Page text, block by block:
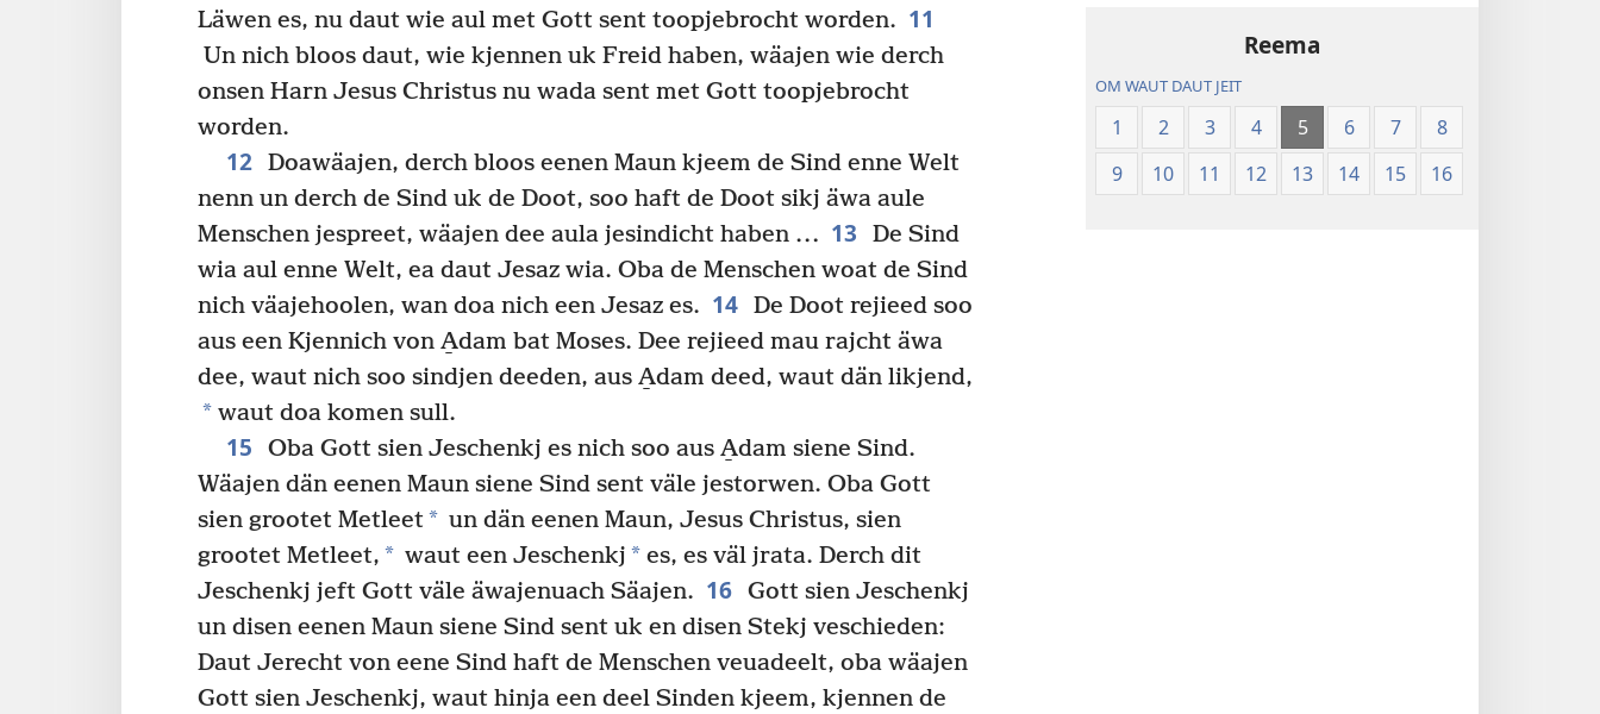
Läwen es, nu daut wie aul met Gott sent toopjebrocht worden. 11
Un nich bloos daut, wie kjennen uk Freid haben, wäajen wie derch
onsen Harn Jesus Christus nu wada sent met Gott toopjebrocht
worden.
12 Doawäajen, derch bloos eenen Maun kjeem de Sind enne Welt
nenn un derch de Sind uk de Doot, soo haft de Doot sikj äwa aule
Menschen jespreet, wäajen dee aula jesindicht haben … 13
De Sind
wia aul enne Welt, ea daut Jesaz wia. Oba de Menschen woat de Sind
nich väajehoolen, wan doa nich een Jesaz es. 14 De Doot rejieed soo
aus een Kjennich von A̱dam bat Moses. Dee rejieed mau rajcht äwa
dee, waut nich soo sindjen deeden, aus A̱dam deed, waut dän likjend,
* waut doa komen sull.
15
Oba Gott sien Jeschenkj es nich soo aus A̱dam siene Sind.
Wäajen dän eenen Maun siene Sind sent väle jestorwen. Oba Gott
sien grootet Metleet* un dän eenen Maun, Jesus Christus, sien
grootet Metleet, * waut een Jeschenkj * es, es väl jrata. Derch dit
Jeschenkj jeft Gott väle äwajenuach Säajen. 16 Gott sien Jeschenkj
un disen eenen Maun siene Sind sent uk en disen Stekj veschieden:
Daut Jerecht von eene Sind haft de Menschen veuadeelt, oba wäajen
Gott sien Jeschenkj, waut hinja een deel Sinden kjeem, kjennen de
Reema
OM WAUT DAUT JEIT
1 2 3 4 5 6 7
8
9
10 11 12 13 14 15 16